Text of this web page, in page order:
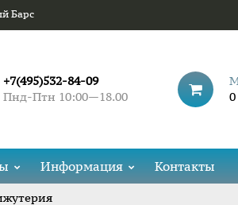
Барс
+7(495)532-84-09
Пнд-Птн 10:00—18.00
Информация Контакты